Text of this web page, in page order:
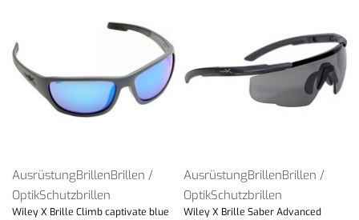
AusrüstungBrillenBrillen /
OptikSchutzbrillen
Wiley X Brille Climb captivate blue
AusrüstungBrillenBrillen /
OptikSchutzbrillen
Wiley X Brille Saber Advanced